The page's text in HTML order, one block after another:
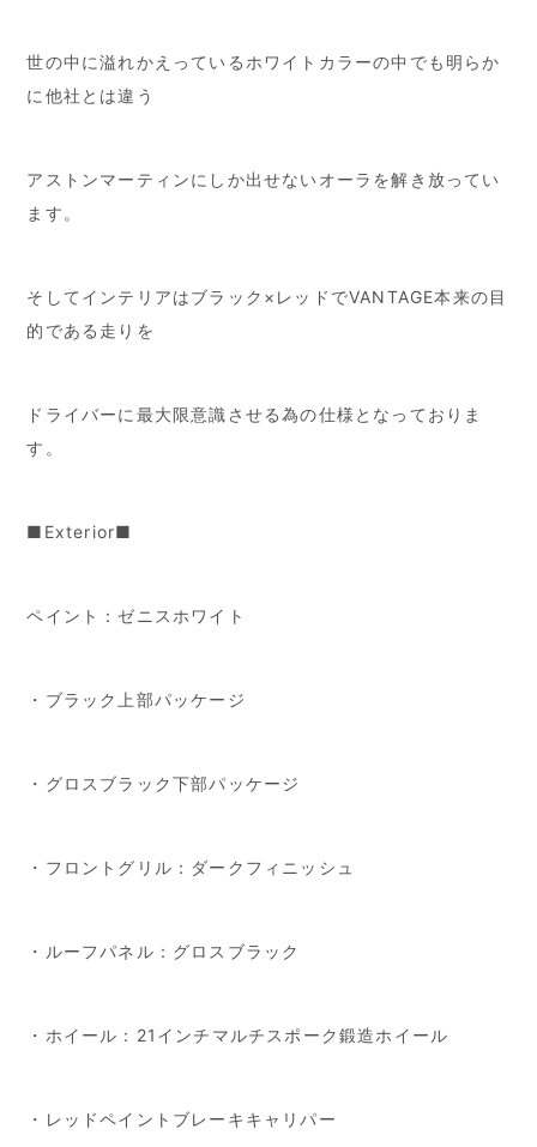
世の中に溢れかえっているホワイトカラーの中でも明らか
に他社とは違う
アストンマーティンにしか出せないオーラを解き放ってい
ます。
そしてインテリアはブラック×レッドでVANTAGE本来の目
的である走りを
ドライバーに最大限意識させる為の仕様となっておりま
す。
■Exterior■
ペイント：ゼニスホワイト
・ブラック上部パッケージ
・グロスブラック下部パッケージ
・フロントグリル：ダークフィニッシュ
・ルーフパネル：グロスブラック
・ホイール：21インチマルチスポーク鍛造ホイール
・レッドペイントブレーキキャリパー